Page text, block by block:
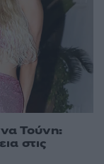
Τούνη:
στις